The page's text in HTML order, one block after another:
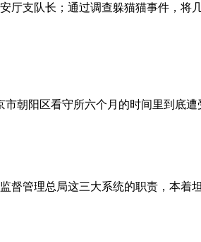
支队长；通过调查躲猫猫事件，将
朝阳区看守所六个月的时间里到底
管理总局这三大系统的职责，本着